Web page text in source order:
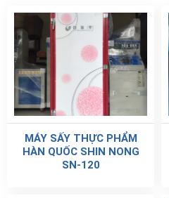
MÁY SẤY THỰC PHẨM
HÀN QUỐC SHIN NONG
SN-120